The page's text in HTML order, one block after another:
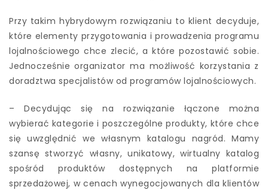
Przy takim hybrydowym rozwiązaniu to klient decyduje,
które elementy przygotowania i prowadzenia programu
lojalnościowego chce zlecić, a które pozostawić sobie.
Jednocześnie organizator ma możliwość korzystania z
doradztwa specjalistów od programów lojalnościowych.
– Decydując się na rozwiązanie łączone można
wybierać kategorie i poszczególne produkty, które chce
się uwzględnić we własnym katalogu nagród. Mamy
szansę stworzyć własny, unikatowy, wirtualny katalog
spośród produktów dostępnych na platformie
sprzedażowej, w cenach wynegocjowanych dla klientów